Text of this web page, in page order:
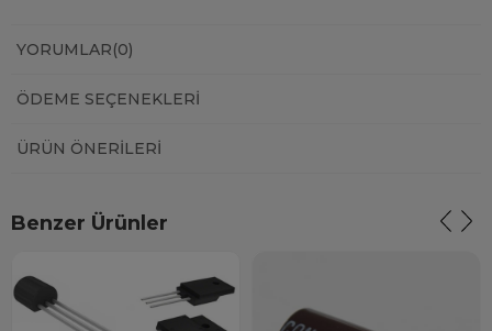
YORUMLAR(0)
ÖDEME SEÇENEKLERI
ÜRÜN ÖNERILERI
Benzer Ürünler